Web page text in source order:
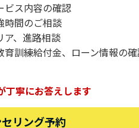
ビス内容の確認
時間のご相談
ア、進路相談
育訓練給付金、ローン情報の
丁寧にお答えします
リング予約